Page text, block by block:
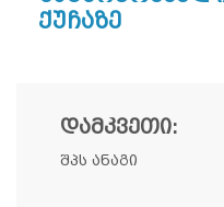
Ქუჩაზე
ᲓᲐᲛᲙᲕᲔᲗᲘ:
შპს ანაგი